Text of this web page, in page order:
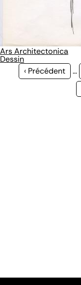
Ars Architectonica
Dessin
Page
‹ Précédent …